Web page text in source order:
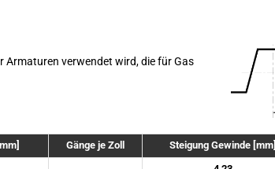
Armaturen verwendet wird, die für Gas
Gänge je Zoll Steigung Gewinde [mm]